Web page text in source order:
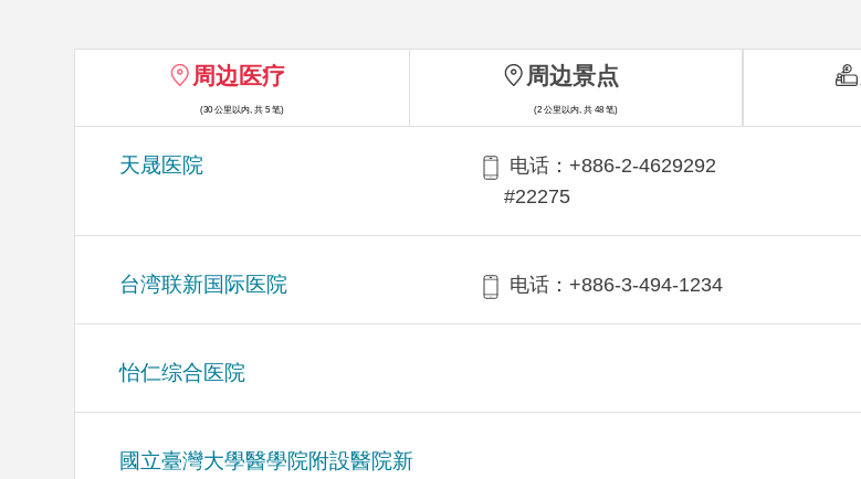
周边医疗
(30 公里以内, 共 5 笔)
天晟医院
电话：+886-2-4629292
#22275
台湾联新国际医院 电话：+886-3-494-1234
怡仁综合医院
國立臺灣大學醫學院附設醫院新
周边景点
(2 公里以内, 共 48 笔)